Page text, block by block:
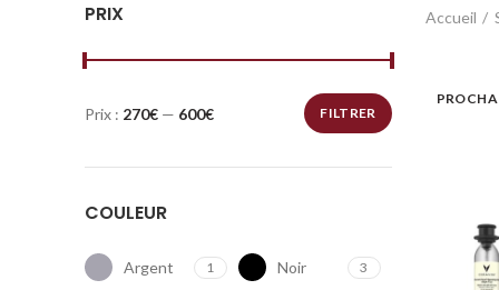
PRIX
FILTRER
Prix : 270€ — 600€
COULEUR
Argent 1 Noir 3
Accueil